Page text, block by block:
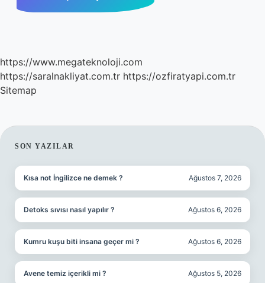
https://www.megateknoloji.com
https://saralnakliyat.com.tr https://ozfiratyapi.com.tr
Sitemap
SIDEBAR
SON YAZILAR
Kısa not İngilizce ne demek ? Ağustos 7, 2026
Detoks sıvısı nasıl yapılır ? Ağustos 6, 2026
Kumru kuşu biti insana geçer mi ? Ağustos 6, 2026
Avene temiz içerikli mi ? Ağustos 5, 2026